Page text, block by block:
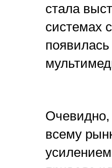
стала
системах
Очевидно,
всему